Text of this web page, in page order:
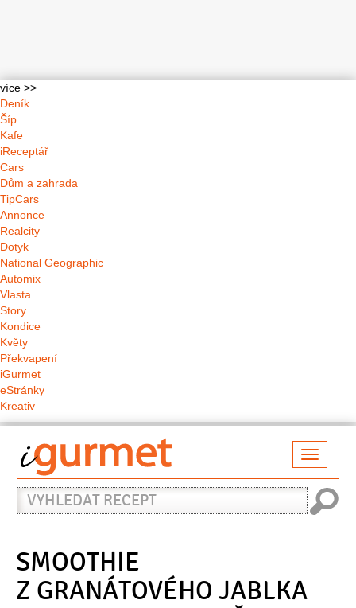
více >>
Deník
Šíp
Kafe
iReceptář
Cars
Dům a zahrada
TipCars
Annonce
Realcity
Dotyk
National Geographic
Automix
Vlasta
Story
Kondice
Květy
Překvapení
iGurmet
eStránky
Kreativ
Vyhledat
recept
SMOOTHIE
Z GRANÁTOVÉHO JABLKA